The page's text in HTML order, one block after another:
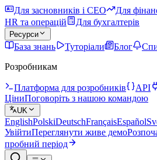
Для засновників і CEO Для
HR та операцій
Для бухгалтерів
Ресурси
База знань Туторіали Блог
Розробникам
Платформа для розробників API
ЦіниПоговоріть з нашою командою
UK
EnglishPolskiDeutschFrançaisEspañol
УвійтиПереглянути живе демо
пробний період